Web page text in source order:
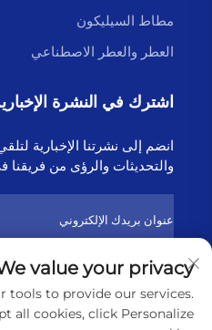
مطاط السيليكون
العطر والعطر الاصطناعي
اشترك في النشرة
انضم إلى نشرتنا الإخبارية
والتحديثات والرؤى من فريقنا
حقوق النشر © 2025
المحدودةسياسة الخصوصية
value your privacy
tools to provide our services.
all cookies, click Personalize